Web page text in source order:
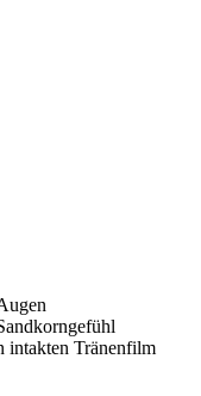
intakten Tränenfilm